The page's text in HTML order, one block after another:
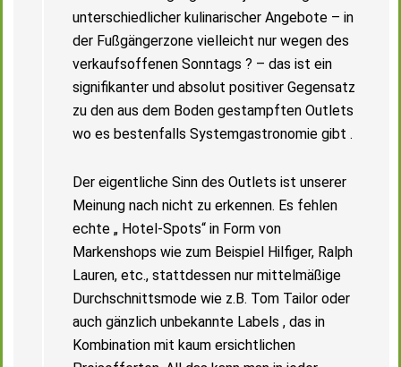
unterschiedlicher kulinarischer Angebote – in
der Fußgängerzone vielleicht nur wegen des
verkaufsoffenen Sonntags ? – das ist ein
signifikanter und absolut positiver Gegensatz
zu den aus dem Boden gestampften Outlets
wo es bestenfalls Systemgastronomie gibt .
Der eigentliche Sinn des Outlets ist unserer
Meinung nach nicht zu erkennen. Es fehlen
echte „ Hotel-Spots“ in Form von
Markenshops wie zum Beispiel Hilfiger, Ralph
Lauren, etc., stattdessen nur mittelmäßige
Durchschnittsmode wie z.B. Tom Tailor oder
auch gänzlich unbekannte Labels , das in
Kombination mit kaum ersichtlichen